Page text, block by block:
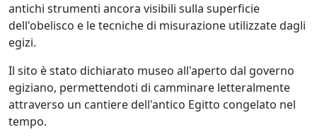
antichi strumenti ancora visibili sulla superficie
dell'obelisco e le tecniche di misurazione utilizzate dagli
egizi.
Il sito è stato dichiarato museo all'aperto dal governo
egiziano, permettendoti di camminare letteralmente
attraverso un cantiere dell'antico Egitto congelato nel
tempo.